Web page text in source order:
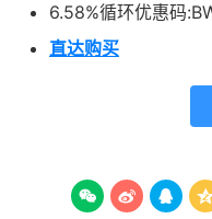
6.58%循环优惠码
直达购买
  